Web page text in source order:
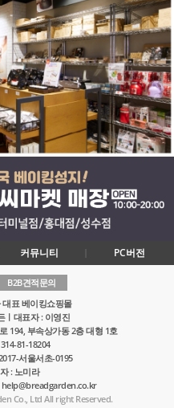
커뮤니티 PC버전
B2B견적문의
대표 베이킹쇼핑몰
ㅣ대표자 : 이영진
194, 부속상가동 2층 대형 1호
81-18204
서울서초-0195
: 노미라
help@breadgarden.co.kr
Co., Ltd All right Reserved.